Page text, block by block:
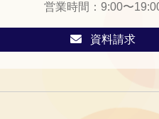
営業時間： 9:00〜
資料請求